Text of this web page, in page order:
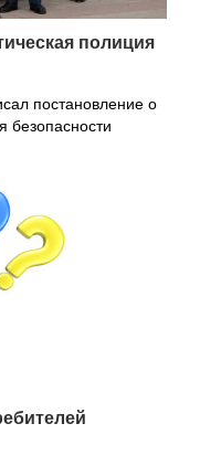
полиция
постановление о
безопасности